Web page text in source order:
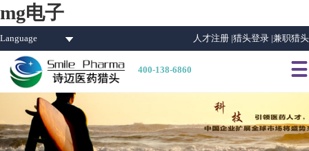
mg电子
Language 人才注册 |猎头登录 |兼职猎头
400-138-6860 